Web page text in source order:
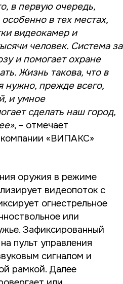
в первую очередь,
в тех местах,
видеокамер и
человек. Система за
и помогает охране
Жизнь такова, что в
нужно, прежде всего,
и умное
сделать наш город,
, – отмечает
компании «ВИПАКС»
оружия в режиме
видеопоток с
огнестрельное
или
Зафиксированный
пульт управления
сигналом и
рамкой. Далее